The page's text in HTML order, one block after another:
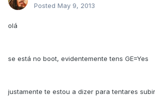
Posted May 9, 2013
olá
se está no boot, evidentemente tens GE=Yes
justamente te estou a dizer para tentares